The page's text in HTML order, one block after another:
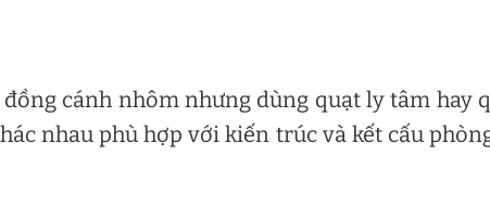
cánh nhôm nhưng dùng quạt ly tâm hay
nhau phù hợp với kiến trúc và kết cấu